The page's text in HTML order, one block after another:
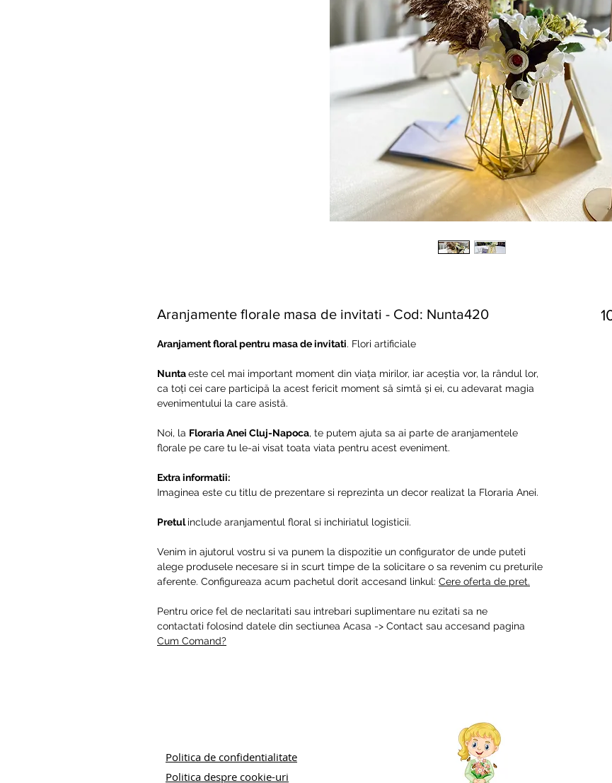
Aranjamente florale masa de invitati - Cod: Nunta420
Aranjament floral pentru masa de invitati. Flori artificiale
Nuntaeste cel mai important moment din viața mirilor, iar aceștia vor, la rândul lor,
ca toți cei care participă la acest fericit moment să simtă și ei, cu adevarat magia
evenimentului la care asistă.
Noi, la Floraria Anei Cluj-Napoca, te putem ajuta sa ai parte de aranjamentele
florale pe care tu le-ai visat toata viata pentru acest eveniment.
Extra informatii:
Imaginea este cu titlu de prezentare si reprezinta un decor realizat la Floraria Anei.
Pretulinclude aranjamentul floral si inchiriatul logisticii.
Venim in ajutorul vostru si va punem la dispozitie un configurator de unde puteti
alege produsele necesare si in scurt timpe de la solicitare o sa revenim cu preturile
aferente. Configureaza acum pachetul dorit accesand linkul: Cere oferta de pret.
Pentru orice fel de neclaritati sau intrebari suplimentare nu ezitati sa ne
contactati folosind datele din sectiunea Acasa -> Contact sau accesand pagina
Cum Comand?
Politica de confidentialitate
Politica despre cookie-uri